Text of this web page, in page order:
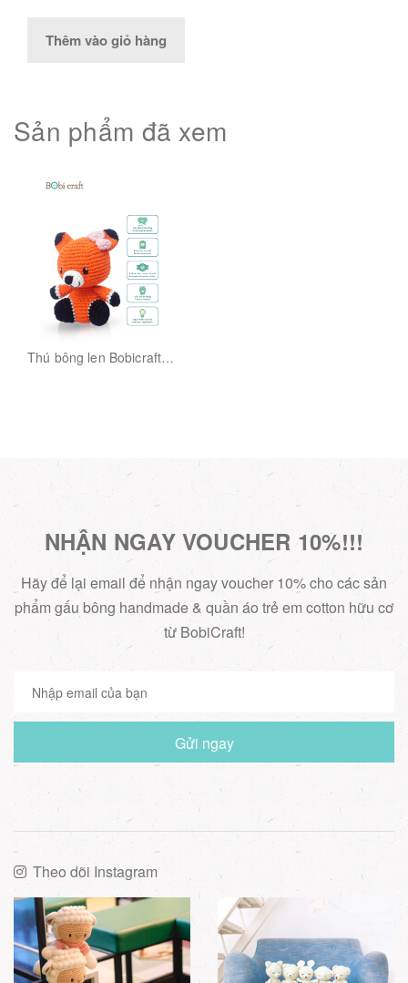
Thêm vào giỏ hàng
Sản phẩm đã xem
Thú bông len Bobicraft -
NHẬN NGAY VOUCHER 10%!!!
Hãy để lại email để nhận ngay voucher 10% cho các sản
phẩm gấu bông handmade & quần áo trẻ em cotton hữu cơ
từ BobiCraft!
Gửi ngay
Theo dõi Instagram